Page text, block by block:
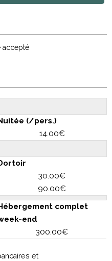
accepté
(/pers.)
14.00€
30.00€
90.00€
complet
end
300.00€
et